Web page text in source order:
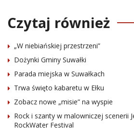
Czytaj również
„W niebiańskiej przestrzeni”
Dożynki Gminy Suwałki
Parada miejska w Suwałkach
Trwa święto kabaretu w Ełku
Zobacz nowe „misie” na wyspie
Rock i szanty w malowniczej scenerii
RockWater Festival